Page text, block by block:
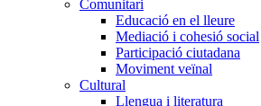
Comunitari
Educació en el lleure
Mediació i cohesió social
Participació ciutadana
Moviment veïnal
Cultural
Llengua i literatura